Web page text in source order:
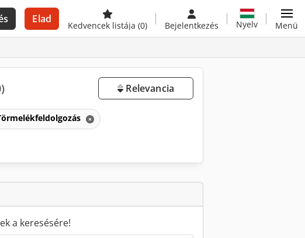
Elad
Kedvencek listája (0) Bejelentkezés Nyelv Menü
Relevancia
a keresésére!